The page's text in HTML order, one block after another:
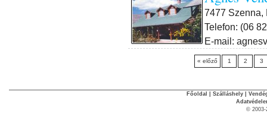
7477 Szenna,
Telefon: (06
E-mail:
« előző 1 2 3
Főoldal Szálláshely
© 2003-